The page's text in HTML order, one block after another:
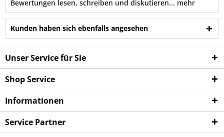
Bewertungen lesen, schreiben und diskutieren... mehr
Kunden haben sich ebenfalls angesehen
Unser Service für Sie
Shop Service
Informationen
Service Partner